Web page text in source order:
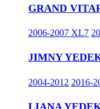
GRAND
2006-2007 XL7
JIMNY
2004-2012 2016-
LIANA